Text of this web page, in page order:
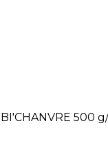
500